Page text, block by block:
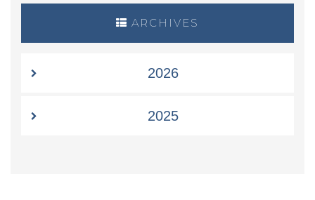
ARCHIVES
2026
2025